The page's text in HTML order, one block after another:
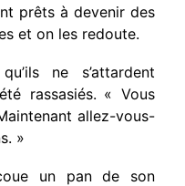
prêts à devenir des
et on les redoute.
ne s’attardent
rassasiés. « Vous
allez-vous-
»
un pan de son